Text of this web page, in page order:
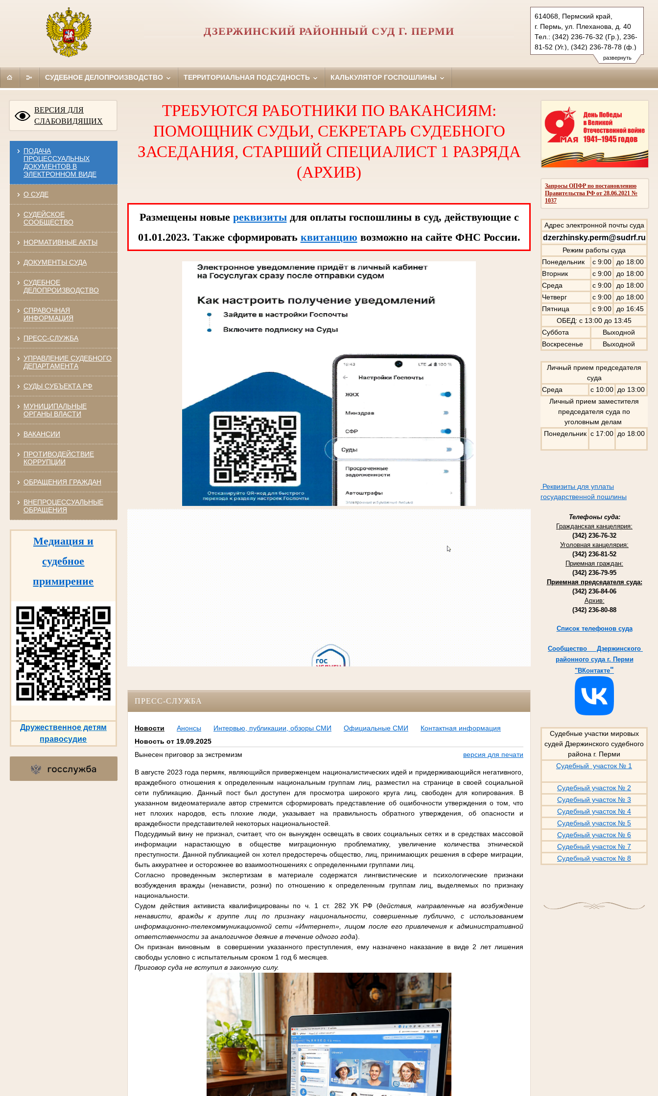
развернуть
614068, Пермский край,
г. Пермь, ул. Плеханова, д. 40
Тел.: (342) 236-76-32 (Гр.), 236-
81-52 (Уг.), (342) 236-78-78 (ф.)
dzerzhinsky.perm@sudrf.ru
ДЗЕРЖИНСКИЙ РАЙОННЫЙ СУД Г. ПЕРМИ
СУДЕБНОЕ ДЕЛОПРОИЗВОДСТВО ТЕРРИТОРИАЛЬНАЯ ПОДСУДНОСТЬ КАЛЬКУЛЯТОР ГОСПОШЛИНЫ
ВЕРСИЯ ДЛЯ
СЛАБОВИДЯЩИХ
ПОДАЧА
ПРОЦЕССУАЛЬНЫХ
ДОКУМЕНТОВ В
ЭЛЕКТРОННОМ ВИДЕ
О СУДЕ
СУДЕЙСКОЕ
СООБЩЕСТВО
НОРМАТИВНЫЕ АКТЫ
ДОКУМЕНТЫ СУДА
СУДЕБНОЕ
ДЕЛОПРОИЗВОДСТВО
СПРАВОЧНАЯ
ИНФОРМАЦИЯ
ПРЕСС-СЛУЖБА
УПРАВЛЕНИЕ СУДЕБНОГО
ДЕПАРТАМЕНТА
СУДЫ СУБЪЕКТА РФ
МУНИЦИПАЛЬНЫЕ
ОРГАНЫ ВЛАСТИ
ВАКАНСИИ
ПРОТИВОДЕЙСТВИЕ
КОРРУПЦИИ
ОБРАЩЕНИЯ ГРАЖДАН
ВНЕПРОЦЕССУАЛЬНЫЕ
ОБРАЩЕНИЯ
Медиация и
судебное
примирение
Дружественное детям
правосудие
Запросы ОПФР по постановлению
Правительства РФ от 28.06.2021 №
1037
Адрес электронной почты суда
dzerzhinsky.perm@sudrf.ru
Режим работы суда
Понедельник
с 9:00
до 18:00
Вторник
с 9:00
до 18:00
Среда
с 9:00
до 18:00
Четверг
с 9:00
до 18:00
Пятница
с 9:00
до 16:45
ОБЕД: с 13:00 до 13:45
Суббота
Выходной
Воскресенье
Выходной
Личный прием председателя
суда
Среда
с 10:00 до 13:00
Личный прием заместителя
председателя суда по
уголовным делам
Понедельник с 17:00 до 18:00
Реквизиты для уплаты
государственной пошлины
Телефоны суда:
Гражданская канцелярия:
(342) 236-76-32
Уголовная канцелярия:
(342) 236-81-52
Приемная граждан:
(342) 236-79-95
Приемная председателя суда:
(342) 236-84-06
Архив:
(342) 236-80-88
Список телефонов суда
Cообщество Дзержинского
районного суда г. Перми
"ВКонтакте"
Судебные участки мировых
судей Дзержинского судебного
района г. Перми
Судебный участок № 1
Судебный участок № 2
Судебный участок № 3
Судебный участок № 4
Судебный участок № 5
Судебный участок № 6
Судебный участок № 7
Судебный участок № 8
ТРЕБУЮТСЯ РАБОТНИКИ ПО ВАКАНСИЯМ:
ПОМОЩНИК СУДЬИ, СЕКРЕТАРЬ СУДЕБНОГО
ЗАСЕДАНИЯ, СТАРШИЙ СПЕЦИАЛИСТ 1 РАЗРЯДА
(АРХИВ)
Размещены новые реквизитыдля оплаты госпошлины в суд, действующие с
01.01.2023. Tакже сформировать квитанцию возможно на сайте ФНС России.
ПРЕСС-СЛУЖБА
Новости Анонсы Интервью, публикации, обзоры СМИ Официальные СМИ
Контактная информация
Новость от 19.09.2025
Вынесен приговор за экстремизм
версия для печати
В августе 2023 года пермяк, являющийся приверженцем националистических идей и придерживающийся негативного,
враждебного отношения к определенным национальным группам лиц, разместил на странице в своей социальной
сети публикацию. Данный пост был доступен для просмотра широкого круга лиц, свободен для копирования. В
указанном видеоматериале автор стремится сформировать представление об ошибочности утверждения о том, что
нет плохих народов, есть плохие люди, указывает на правильность обратного утверждения, об опасности и
враждебности представителей некоторых национальностей.
Подсудимый вину не признал, считает, что он вынужден освещать в своих социальных сетях и в средствах массовой
информации нарастающую в обществе миграционную проблематику, увеличение количества этнической
преступности. Данной публикацией он хотел предостеречь общество, лиц, принимающих решения в сфере миграции,
быть аккуратнее и осторожнее во взаимоотношениях с определенными группами лиц.
Согласно проведенным экспертизам в материале содержатся лингвистические и психологические признаки
возбуждения вражды (ненависти, розни) по отношению к определенным группам лиц, выделяемых по признаку
национальности.
Судом действия активиста квалифицированы по ч. 1 ст. 282 УК РФ (действия, направленные на возбуждение
ненависти, вражды к группе лиц по признаку национальности, совершенные публично, с использованием
информационно-телекоммуникационной сети «Интернет», лицом после его привлечения к административной
ответственности за аналогичное деяние в течение одного года).
Он признан виновным в совершении указанного преступления, ему назначено наказание в виде 2 лет лишения
свободы условно с испытательным сроком 1 год 6 месяцев.
Приговор суда не вступил в законную силу.